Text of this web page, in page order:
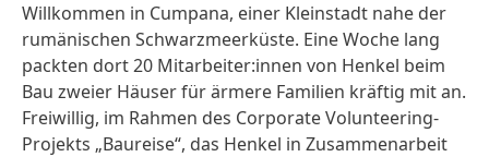
Willkommen in Cumpana, einer Kleinstadt nahe der
rumänischen Schwarzmeerküste. Eine Woche lang
packten dort 20 Mitarbeiter:innen von Henkel beim
Bau zweier Häuser für ärmere Familien kräftig mit an.
Freiwillig, im Rahmen des Corporate Volunteering-
Projekts „Baureise“, das Henkel in Zusammenarbeit